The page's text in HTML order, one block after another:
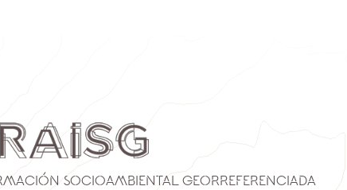
Socioambiental Georreferenciada